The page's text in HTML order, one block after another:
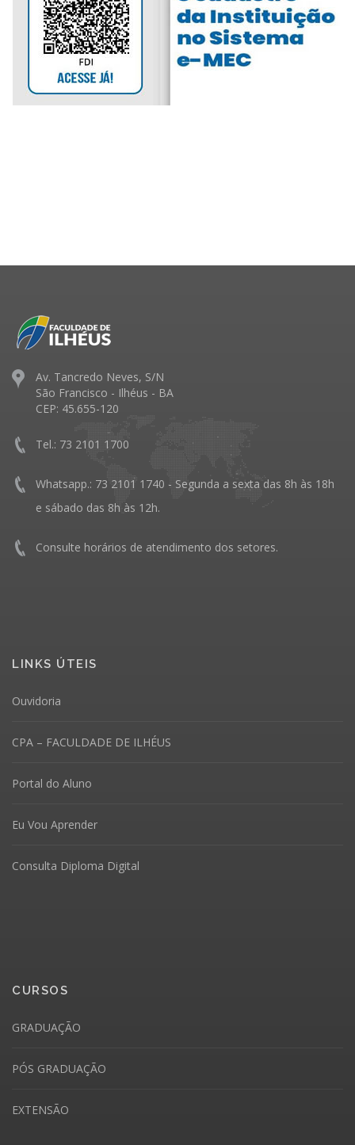
Av. Tancredo Neves, S/N
São Francisco - Ilhéus - BA
CEP: 45.655-120
Tel.: 73 2101 1700
Whatsapp.: 73 2101 1740 - Segunda a sexta das 8h às 18h
e sábado das 8h às 12h.
Consulte horários de atendimento dos setores.
LINKS ÚTEIS
Ouvidoria
CPA – FACULDADE DE ILHÉUS
Portal do Aluno
Eu Vou Aprender
Consulta Diploma Digital
CURSOS
GRADUAÇÃO
PÓS GRADUAÇÃO
EXTENSÃO